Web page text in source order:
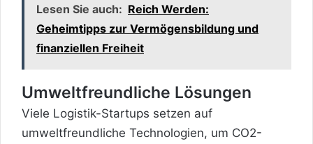
Lesen Sie auch: Reich Werden:
Geheimtipps zur Vermögensbildung und
finanziellen Freiheit
Umweltfreundliche Lösungen
Viele Logistik-Startups setzen auf
umweltfreundliche Technologien, um CO2-